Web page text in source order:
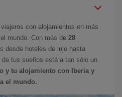
con alojamientos en más
mundo. Con más de 28
desde hoteles de lujo hasta
tus sueños está a tan sólo un
y tu alojamiento con Iberia y
el mundo.